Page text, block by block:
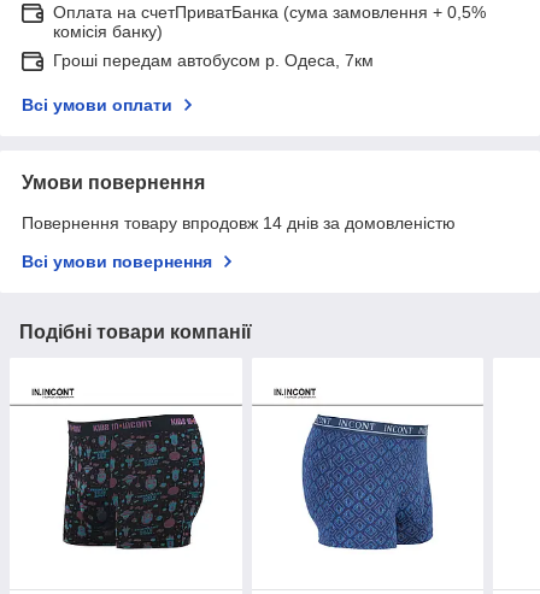
Оплата на счетПриватБанка (сума замовлення + 0,5%
комісія банку)
Гроші передам автобусом р. Одеса, 7км
Всі умови оплати
Умови повернення
Повернення товару впродовж 14 днів за домовленістю
Всі умови повернення
Подібні товари компанії